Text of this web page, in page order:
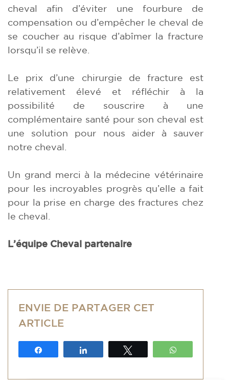
cheval afin d’éviter une fourbure de
compensation ou d’empêcher le cheval de
se coucher au risque d’abîmer la fracture
lorsqu’il se relève.
Le prix d’une chirurgie de fracture est
relativement élevé et réfléchir à la
possibilité de souscrire à une
complémentaire santé pour son cheval est
une solution pour nous aider à sauver
notre cheval.
Un grand merci à la médecine vétérinaire
pour les incroyables progrès qu’elle a fait
pour la prise en charge des fractures chez
le cheval.
L’équipe Cheval partenaire
ENVIE DE PARTAGER CET
ARTICLE